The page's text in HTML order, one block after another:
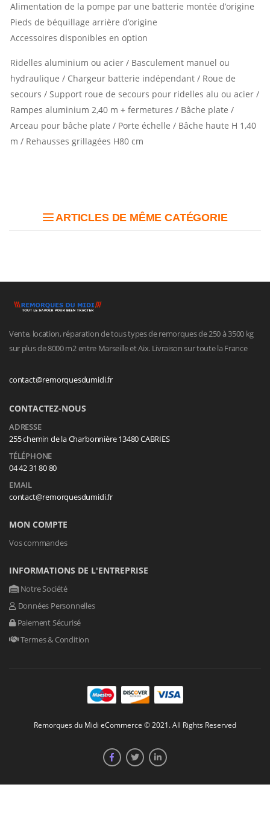
Alimentation de la pompe par une batterie montée d’origine
Pieds de béquillage arrière d’origine
Accessoires disponibles en option
Ridelles aluminium ou acier / Basculement manuel ou
hydraulique / Chargeur batterie indépendant / Roue de
secours / Support roue de secours pour ridelles alu ou acier /
Rampes aluminium 2,40 m + fermetures / Bâche plate /
Arceau pour bâche plate / Porte échelle / Bâche haute H 1,40
m / Rehausses grillagées H80 cm
ARTICLES DE MÊME CATÉGORIE
Vente, location, réparation de tous types de remorques de 250 à 3500 kg
sur plus de 8000 m2 entre Marseille et Aix. Livraison sur toute la France
contact@remorquesdumidi.fr
CONTACTEZ-NOUS
ADRESSE
255 chemin de la Charbonnière 13480 CABRIES
TÉLÉPHONE
04 42 31 80 80
EMAIL
contact@remorquesdumidi.fr
MON COMPTE
Vos commandes
INFORMATIONS DE L'ENTREPRISE
Notre Société
Données Personnelles
Paiement Sécurisé
Termes & Condition
Remorques du Midi eCommerce © 2021. All Rights Reserved